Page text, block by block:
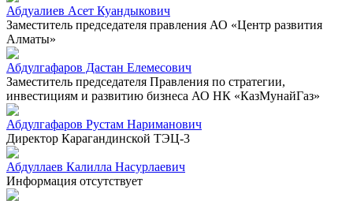
Абдуалиев Асет Куандыкович
Заместитель председателя правления АО «Центр развития
Алматы»
Абдулгафаров Дастан Елемесович
Заместитель председателя Правления по стратегии,
инвестициям и развитию бизнеса АО НК «КазМунайГаз»
Абдулгафаров Рустам Нариманович
Директор Карагандинской ТЭЦ-3
Абдуллаев Калилла Насурлаевич
Информация отсутствует